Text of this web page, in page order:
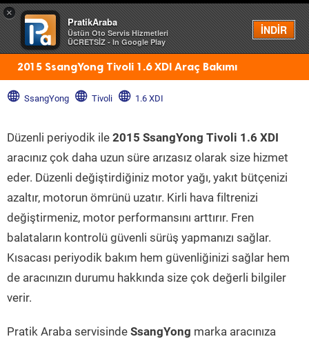
×
PratikAraba
Üstün Oto Servis Hizmetleri
ÜCRETSİZ - In Google Play
İNDİR
Menü
2015 SsangYong Tivoli 1.6 XDI Araç Bakımı
SsangYong Tivoli 1.6 XDI
Düzenli periyodik ile 2015 SsangYong Tivoli 1.6 XDI
aracınız çok daha uzun süre arızasız olarak size hizmet
eder. Düzenli değiştirdiğiniz motor yağı, yakıt bütçenizi
azaltır, motorun ömrünü uzatır. Kirli hava filtrenizi
değiştirmeniz, motor performansını arttırır. Fren
balataların kontrolü güvenli sürüş yapmanızı sağlar.
Kısacası periyodik bakım hem güvenliğinizi sağlar hem
de aracınızın durumu hakkında size çok değerli bilgiler
verir.
Pratik Araba servisinde SsangYong marka aracınıza